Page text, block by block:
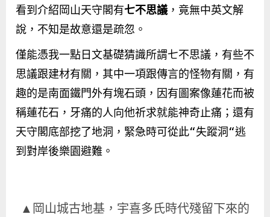
看到介紹岡山天守閣有七不思議 ，竟無中英文解
說，不知是故意還是疏忽。
僅能憑我一點日文基礎猜識所謂七不思議，有些不
思議跟建材有關，其中一項跟傳言的怪物有關，有
趣的是南面鐵門外有塊石頭，因有圖案像蓮花而被
稱蓮花石，牙痛的人向他祈求就能神奇止痛；還有
天守閣底部挖了地洞，緊急時可從此“失蹤洞“逃
到對岸後樂園避難。
▲岡山城古地基，宇喜多氏時代殘留下來的